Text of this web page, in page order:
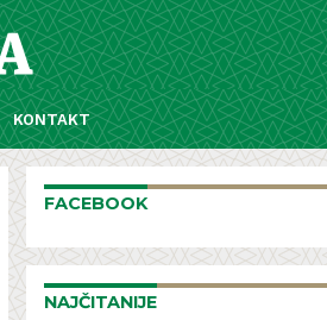
KONTAKT
FACEBOOK
NAJČITANIJE